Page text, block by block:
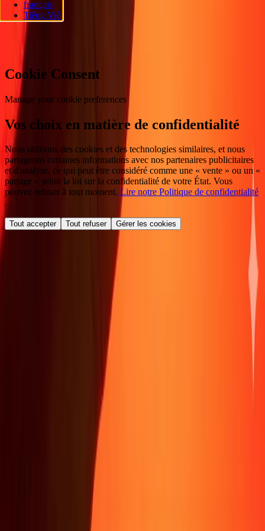
réservés.
Préférences en matière de cookies
français
Tiếng Việt
Cookie Consent
Manage your cookie preferences
Vos choix en matière de confidentialité
Nous utilisons des cookies et des technologies similaires, et nous
partageons certaines informations avec nos partenaires publicitaires
et d'analyse, ce qui peut être considéré comme une « vente » ou un «
partage » selon la loi sur la confidentialité de votre État. Vous
pouvez refuser à tout moment. Lire notre Politique de confidentialité
.
Tout accepter Tout refuser Gérer les cookies